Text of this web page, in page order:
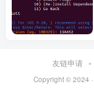
友链申请
Copyright © 2024 ·